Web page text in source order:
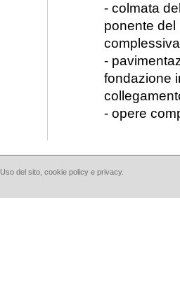
- colmata
ponente del
-
fondazione
- opere
Uso del sito, cookie policy e privacy.